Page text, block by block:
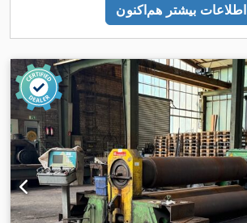
اطلاعات بیشتر هم‌اکنون